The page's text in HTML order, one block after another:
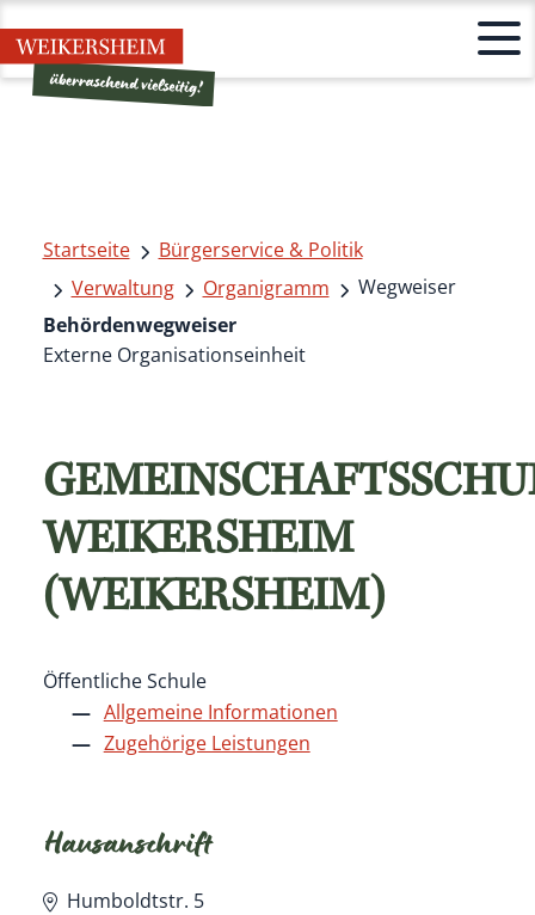
Startseite
Bürgerservice & Politik
Verwaltung
Organigramm
Wegweiser
Behördenwegweiser
Externe Organisationseinheit
WEIKERSHEIM
(WEIKERSHEIM)
Öffentliche Schule
Allgemeine Informationen
Zugehörige Leistungen
Hausanschrift
Humboldtstr. 5